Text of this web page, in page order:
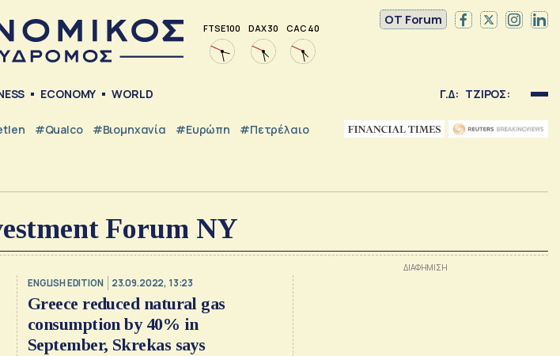
FTSE 100 DAX 30 CAC 40
OT Forum
ECONOMY WORLD Γ.Δ: ΤΖΙΡΟΣ:
#Qualco #Βιομηχανία #Ευρώπη #Πετρέλαιο
Forum NY
ENGLISH EDITION 23.09.2022, 13:23
Greece reduced natural gas
consumption by 40% in
September, Skrekas says